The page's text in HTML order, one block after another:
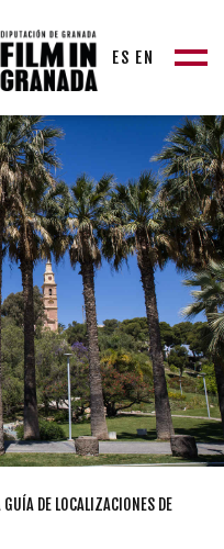
ES EN
DE LOCALIZACIONES DE